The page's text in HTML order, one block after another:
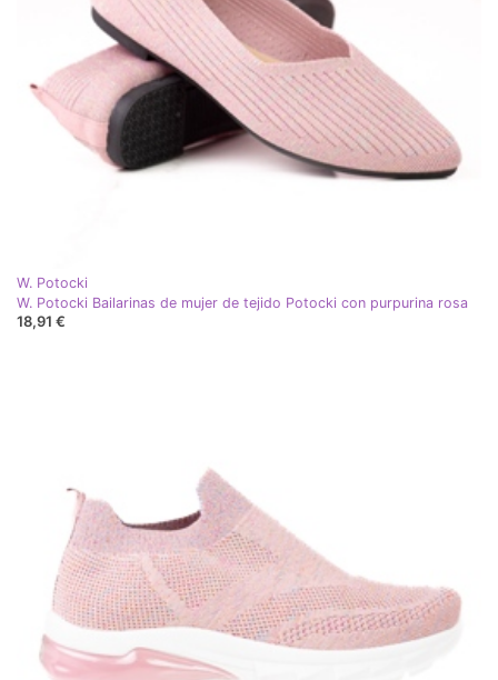
W. Potocki
W. Potocki Bailarinas de mujer de tejido Potocki con purpurina rosa
18,91 €